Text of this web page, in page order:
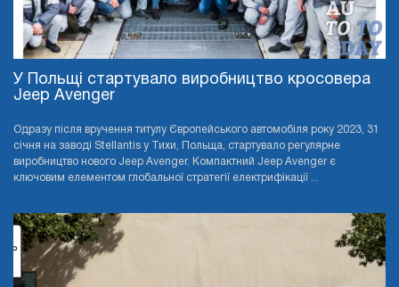
У Польщі стартувало виробництво кросовера
Jeep Avenger
Одразу після вручення титулу Європейського автомобіля року 2023, 31
січня на заводі Stellantis у Тихи, Польща, стартувало регулярне
виробництво нового Jeep Avenger. Компактний Jeep Avenger є
ключовим елементом глобальної стратегії електрифікації ...